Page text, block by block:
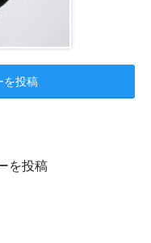
を投稿
を投稿